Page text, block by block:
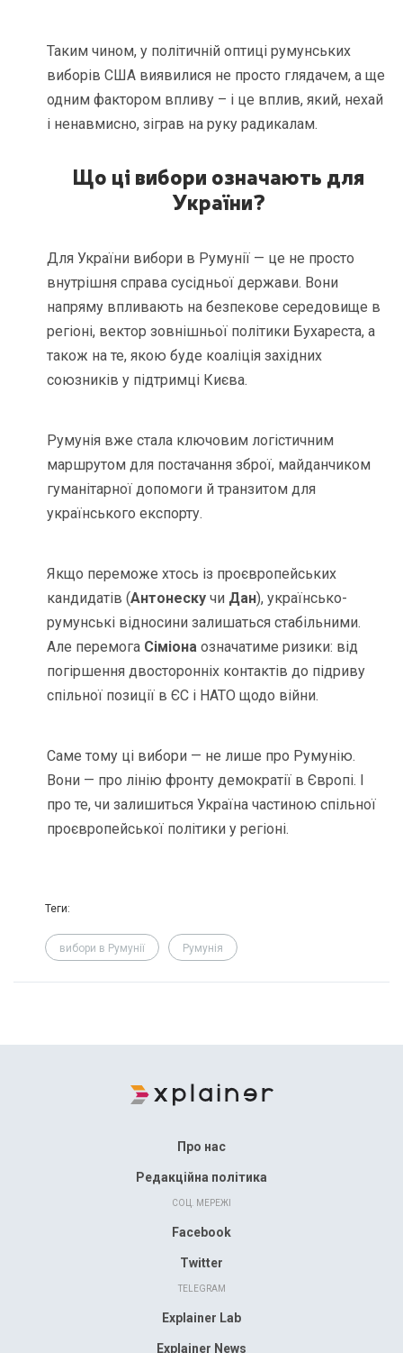
Таким чином, у політичній оптиці румунських
виборів США виявилися не просто глядачем, а ще
одним фактором впливу – і це вплив, який, нехай
і ненавмисно, зіграв на руку радикалам.
Що ці вибори означають для
України?
Для України вибори в Румунії — це не просто
внутрішня справа сусідньої держави. Вони
напряму впливають на безпекове середовище в
регіоні, вектор зовнішньої політики Бухареста, а
також на те, якою буде коаліція західних
союзників у підтримці Києва.
Румунія вже стала ключовим логістичним
маршрутом для постачання зброї, майданчиком
гуманітарної допомоги й транзитом для
українського експорту.
Якщо переможе хтось із проєвропейських
кандидатів (Антонеску чи Дан), українсько-
румунські відносини залишаться стабільними.
Але перемога Сіміона означатиме ризики: від
погіршення двосторонніх контактів до підриву
спільної позиції в ЄС і НАТО щодо війни.
Саме тому ці вибори — не лише про Румунію.
Вони — про лінію фронту демократії в Європі. І
про те, чи залишиться Україна частиною спільної
проєвропейської політики у регіоні.
Теги:
вибори в Румунії Румунія
Про нас
Редакційна політика
СОЦ. МЕРЕЖІ
Facebook
Twitter
TELEGRAM
Explainer Lab
Explainer News